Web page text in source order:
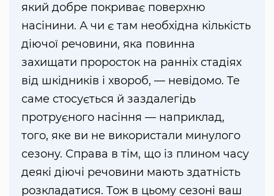
який добре покриває поверхню
насінини. А чи є там необхідна кількість
діючої речовини, яка повинна
захищати проросток на ранніх стадіях
від шкідників і хвороб, — невідомо. Те
саме стосується й заздалегідь
протруєного насіння — наприклад,
того, яке ви не використали минулого
сезону. Справа в тім, що із плином часу
деякі діючі речовини мають здатність
розкладатися. Тож в цьому сезоні ваш